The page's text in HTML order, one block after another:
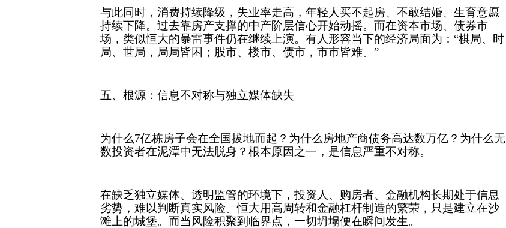
与此同时，消费持续降级，失业率走高，年轻人买不起房、不敢结婚、生育意愿
持续下降。过去靠房产支撑的中产阶层信心开始动摇。而在资本市场、债券市
场，类似恒大的暴雷事件仍在继续上演。有人形容当下的经济局面为：“棋局、时
局、世局，局局皆困；股市、楼市、债市，市市皆难。”
五、根源：信息不对称与独立媒体缺失
为什么7亿栋房子会在全国拔地而起？为什么房地产商债务高达数万亿？为什么无
数投资者在泥潭中无法脱身？根本原因之一，是信息严重不对称。
在缺乏独立媒体、透明监管的环境下，投资人、购房者、金融机构长期处于信息
劣势，难以判断真实风险。恒大用高周转和金融杠杆制造的繁荣，只是建立在沙
滩上的城堡。而当风险积聚到临界点，一切坍塌便在瞬间发生。